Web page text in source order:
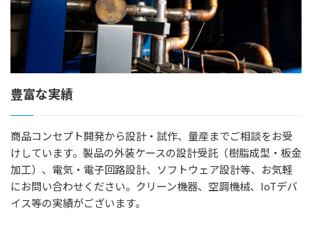
エアカーテン・クリーンベンチ・差圧ダンパー他
陰圧パッケージユニット セーフティパーティション
クリーンパッケージ モイストエアユニット
製品図面ダウンロード
会社案内
会社概要
ショールームの紹介
理念・代表あいさつ
豊富な実績
商品コンセプト開発から設計・試作、量産までご相談をお受
けしています。製品の外装ケースの設計受託（樹脂成型・板金
加工）、電気・電子回路設計、ソフトウェア設計等、お気軽
にお問い合わせください。クリーン機器、空調機械、IoTデバ
イス等の実績がございます。